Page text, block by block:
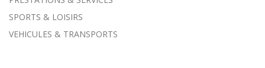
SPORTS & LOISIRS
VEHICULES & TRANSPORTS